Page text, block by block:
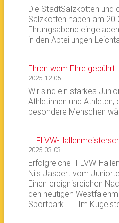
Die StadtSalzkotten und
Salzkotten haben am
Ehrungsabend
in den Abteilungen
Ehren wem Ehre gebührt…
2025-12-05
Wir sind ein starkes
Athletinnen und
besondere Menschen
FLVW-
2025-03-03
Erfolgreiche -FLVW-
Nils Jaspert vom
Einen ereignisreichen
den heutigen
Sportpark. Im